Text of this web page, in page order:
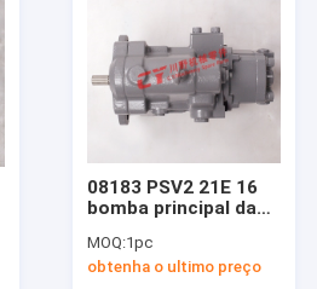
08183 PSV2 21E 16
bomba principal da
Pumps Piston da
máquina escavadora
MOQ:1pc
obtenha o ultimo preço